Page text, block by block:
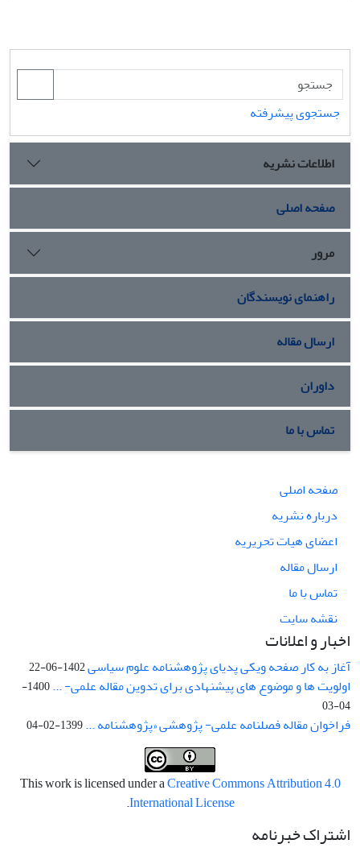
جستجوی پیشرفته
اطلاعات نشریه
صفحه اصلی
مرور
راهنمای نویسندگان
ارسال مقاله
داوران
تماس با ما
صفحه اصلی
درباره نشریه
اعضای هیات تحریریه
ارسال مقاله
تماس با ما
نقشه سایت
اخبار و اعلانات
آغاز به کار صفحه ویکی پدیای پژوهشنامه علوم سیاسی1402-06-22
اولویت ها و موضوع های پیشنهادی برای تدوین مقاله علمی- ...
1400-
04-03
فراخوان مقاله فصلنامه علمی- پژوهشی «پژوهشنامه ...1399-02-04
This work is licensed under aCreative Commons Attribution 4.0
International License
.
اشتراک خبرنامه